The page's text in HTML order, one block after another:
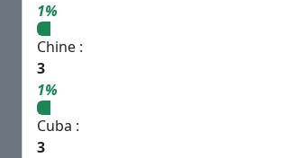
1%
Chine :
3
1%
Cuba :
3